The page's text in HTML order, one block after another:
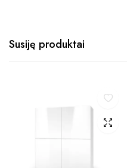
Susiję produktai